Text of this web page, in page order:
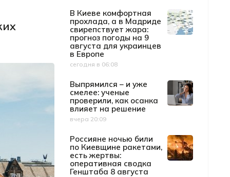
В Киеве комфортная
прохлада, а в Мадриде
свирепствует жара:
прогноз погоды на 9
августа для украинцев
в Европе
Дата публикации
сегодня в 06:08
Выпрямился – и уже
смелее: ученые
проверили, как осанка
влияет на решение
Дата публикации
вчера 20:09
Россияне ночью били
по Киевщине ракетами,
есть жертвы:
оперативная сводка
Генштаба 8 августа